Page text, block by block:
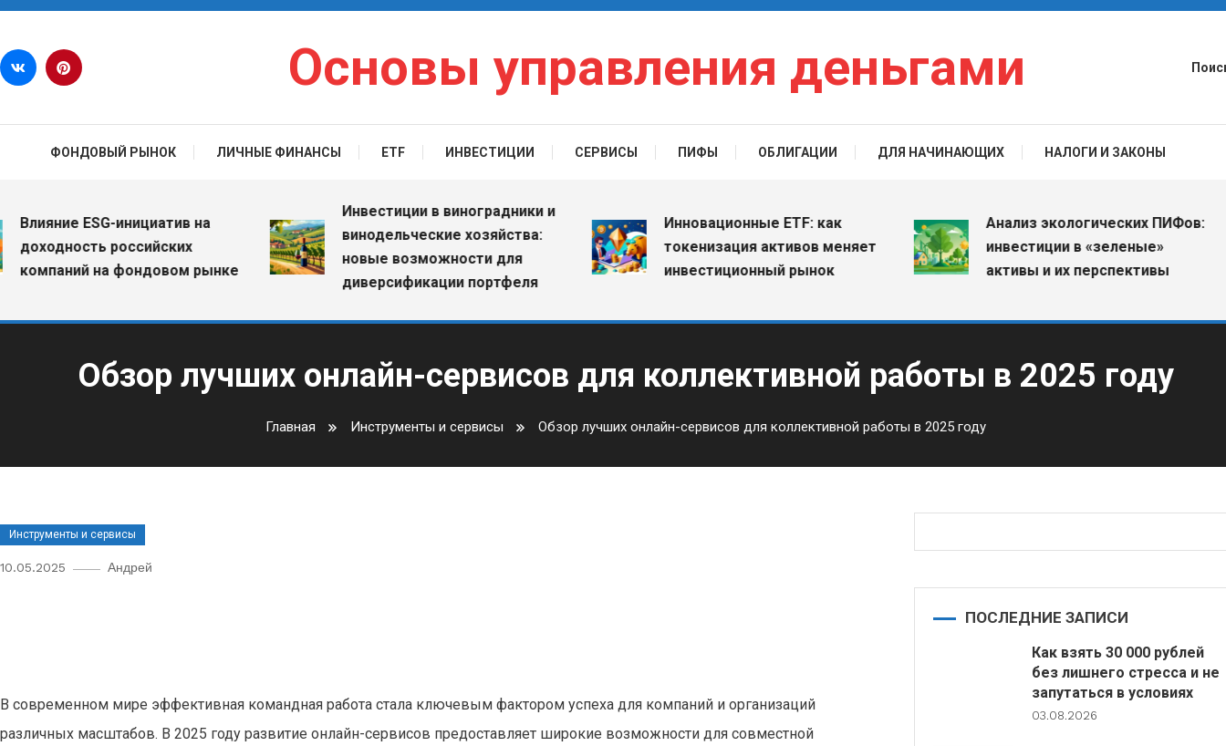
Перейти к содержимому
Основы управления деньгами
ФОНДОВЫЙ РЫНОК ЛИЧНЫЕ ФИНАНСЫ ETF ИНВЕСТИЦИИ СЕРВИСЫ ПИФЫ ОБЛИГАЦИИ ДЛЯ НАЧИНАЮЩИХ НАЛОГИ И ЗАКОНЫ
ESG-инициатив на
российских
на фондовом рынке
Инвестиции в виноградники и
винодельческие хозяйства:
новые возможности для
диверсификации портфеля
Инновационные ETF: как
токенизация активов меняет
инвестиционный рынок
Анализ экологических ПИФов:
инвестиции в «зеленые»
активы и их перспективы
Обзор лучших онлайн-сервисов для коллективной работы в 2025 году
Главная Инструменты и сервисы Обзор лучших онлайн-сервисов для коллективной работы в 2025 году
Инструменты и сервисы
10.05.2025 Андрей
В современном мире эффективная командная работа стала ключевым фактором успеха для компаний и организаций
различных масштабов. В 2025 году развитие онлайн-сервисов предоставляет широкие возможности для совместной
ПОСЛЕДНИЕ ЗАПИСИ
Как взять 30 000 рублей
без лишнего стресса и не
запутаться в условиях
03.08.2026